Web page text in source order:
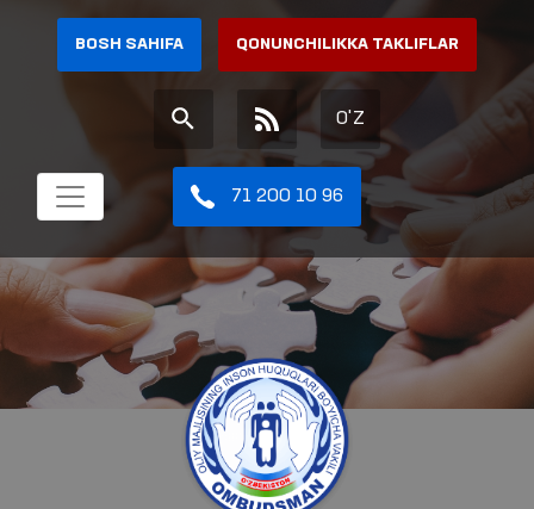
BOSH SAHIFA QONUNCHILIKKA TAKLIFLAR
O'Z
71 200 10 96